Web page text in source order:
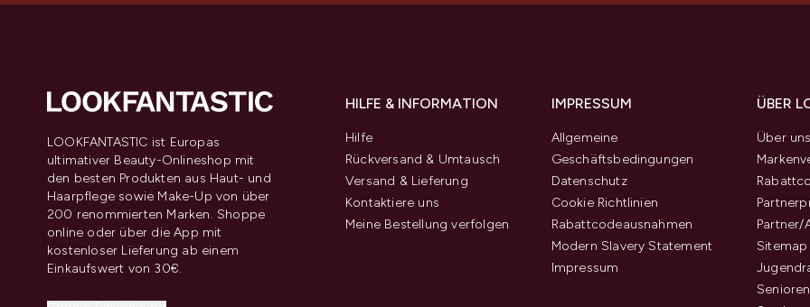
LOOKFANTASTIC ist Europas
ultimativer Beauty-Onlineshop mit
den besten Produkten aus Haut- und
Haarpflege sowie Make-Up von über
200 renommierten Marken. Shoppe
online oder über die App mit
kostenloser Lieferung ab einem
Einkaufswert von 30€.
HILFE & INFORMATION
Hilfe
Rückversand & Umtausch
Versand & Lieferung
Kontaktiere uns
Meine Bestellung verfolgen
IMPRESSUM
Allgemeine
Geschäftsbedingungen
Datenschutz
Cookie Richtlinien
Rabattcodeausnahmen
Modern Slavery Statement
Impressum
ÜBER
Über uns
Partner/
Sitemap